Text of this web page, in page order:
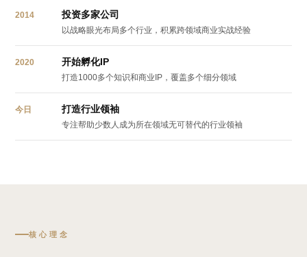
2014 投资多家公司
以战略眼光布局多个行业，积累跨领域商业实战经验
2020 开始孵化IP
打造1000多个知识和商业IP，覆盖多个细分领域
今日 打造行业领袖
专注帮助少数人成为所在领域无可替代的行业领袖
核心理念